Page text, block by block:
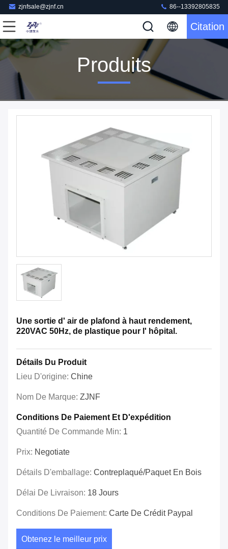
zjnfsale@zjnf.cn 86--13392805835
Citation
Produits
Une sortie d' air de plafond à haut rendement,
220VAC 50Hz, de plastique pour l' hôpital.
Détails Du Produit
Lieu D'origine: Chine
Nom De Marque: ZJNF
Conditions De Paiement Et D'expédition
Quantité De Commande Min: 1
Prix: Negotiate
Détails D'emballage: Contreplaqué/paquet En Bois
Délai De Livraison: 18 Jours
Conditions De Paiement: Carte De Crédit Paypal
Obtenez le meilleur prix